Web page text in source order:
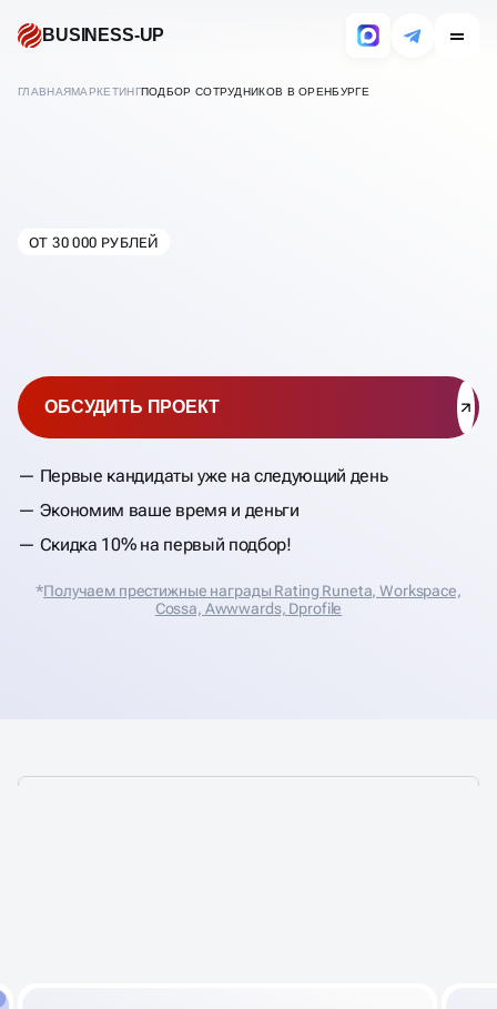
BUSINESS-UP
ГЛАВНАЯМАРКЕТИНГПОДБОР СОТРУДНИКОВ В ОРЕНБУРГЕ
ПОДБОР ПЕРСОНАЛА
ОТ 30 000 РУБЛЕЙ
Первые кандидаты уже на следующий день
Экономим ваше время и деньги
Скидка 10% на первый подбор!
ОБСУДИТЬ ПРОЕКТ
*Получаем престижные награды Rating Runeta, Workspace,
Cossa, Аwwwards, Dprofile